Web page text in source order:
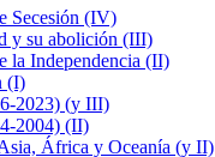
Secesión (IV)
y su abolición (III)
la Independencia (II)
(I)
2023) (y III)
2004) (II)
África y Oceanía (y II)